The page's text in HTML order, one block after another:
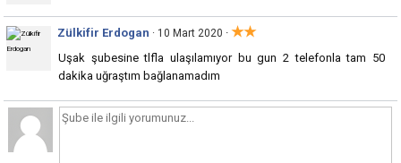
Zülkifir Erdogan · 10 Mart 2020 · ★★
Uşak şubesine tlfla ulaşılamıyor bu gun 2 telefonla tam 50
dakika uğraştım bağlanamadım